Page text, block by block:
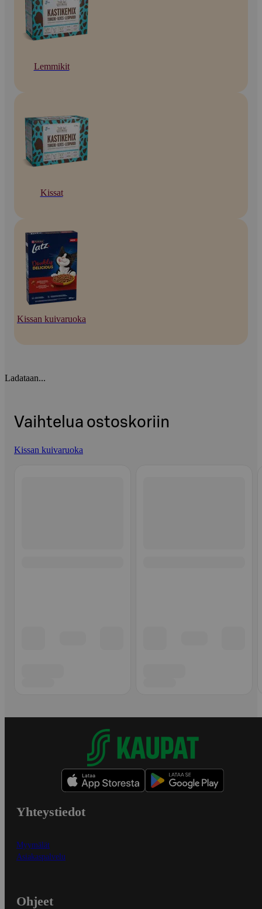
Lemmikit
Kissat
Kissan kuivaruoka
Ladataan...
Vaihtelua ostoskoriin
Kissan kuivaruoka
Yhteystiedot
Myymälät
Asiakaspalvelu
Ohjeet